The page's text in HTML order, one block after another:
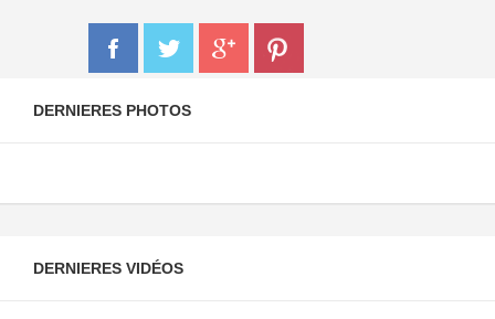
DERNIERES PHOTOS
DERNIERES VIDÉOS